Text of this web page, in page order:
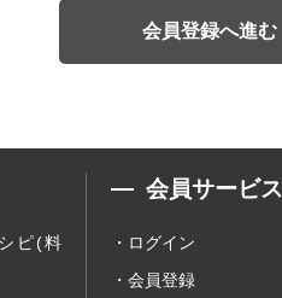
会員登録へ進む
ピ(料
会員サービス
ログイン
会員登録